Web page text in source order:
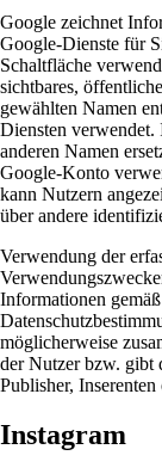
Google zeichnet
Google-Dienste für
Schaltfläche
sichtbares,
gewählten Namen
Diensten verwendet.
anderen Namen
Google-Konto
kann Nutzern
über andere
Verwendung der
Informationen
möglicherweise
der Nutzer bzw. gibt
Publisher,
Instagram